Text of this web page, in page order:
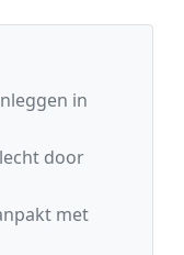
in
door
met